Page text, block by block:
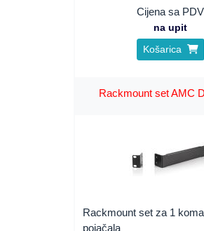
Cijena sa PDV
na upit
Košarica
Rackmount set AMC
Rackmount set za 1
pojačala